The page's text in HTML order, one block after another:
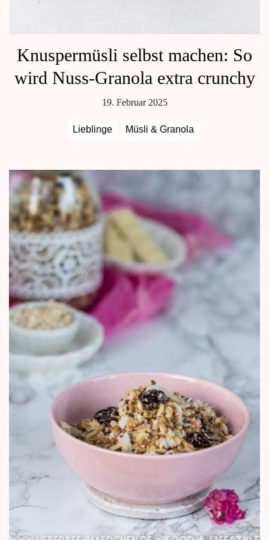
Knuspermüsli selbst machen: So
wird Nuss-Granola extra crunchy
19. Februar 2025
Lieblinge Müsli & Granola